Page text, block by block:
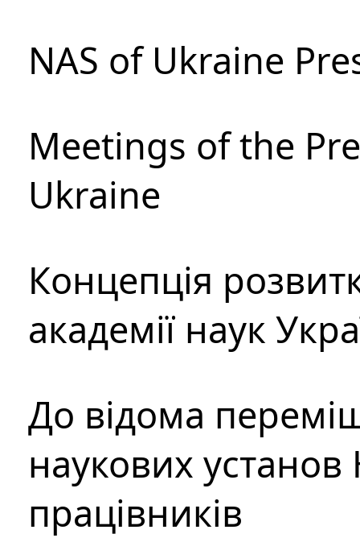
NAS of Ukraine
Meetings of the
Ukraine
Концепція
академії наук
До відома
наукових установ
працівників